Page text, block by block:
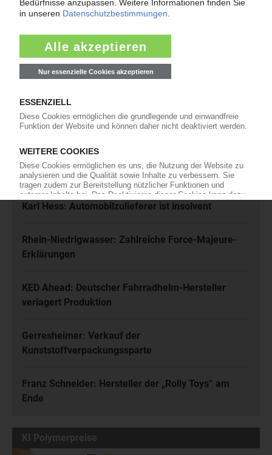
Kunststoffbranche – jeden Tag brandaktuell!
und akzeptiere diese.
Meistgelesen
Karl Hess: Automobilzulieferer ist insolvent
Rhein-Niedrigwasser: Zahlreiche Force-Majeure-
Erklärungen
KED Ahead: Deutscher Fahrradhelm-Hersteller
verlagert Produktion
Gerresheimer: Verkauf der
Kunststoffverpackungssparte
Franz Schneider: Hersteller der „Rolly Toys“ am
Ende
KI Polymerpreise